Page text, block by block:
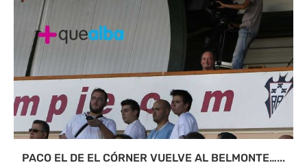
PACO EL DE EL CÓRNER VUELVE AL BELMONTE…...